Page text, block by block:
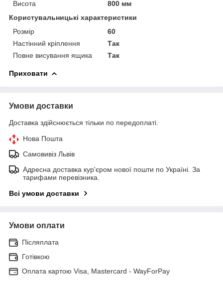
Висота
800 мм
Користувальницькі характеристики
Розмір
60
Настінний кріплення
Так
Повне висування ящика
Так
Приховати
Умови доставки
Доставка здійснюється тільки по передоплаті.
Нова Пошта
Самовивіз Львів
Адресна доставка кур'єром нової пошти по Україні. За
тарифами перевізника.
Всі умови доставки
Умови оплати
Післяплата
Готівкою
Оплата картою Visa, Mastercard - WayForPay